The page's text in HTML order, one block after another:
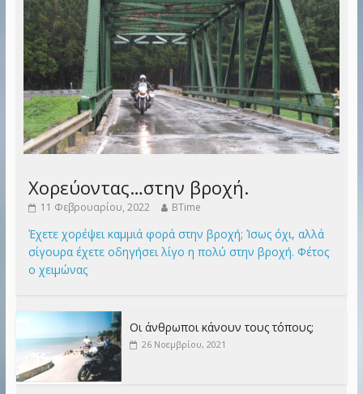
Χορεύοντας…στην βροχή.
11 Φεβρουαρίου, 2022 BTime
Έχετε χορέψει καμμιά φορά στην βροχή; Ίσως όχι, αλλά
σίγουρα έχετε οδηγήσει λίγο η πολύ στην βροχή. Φέτος
ο χειμώνας
Οι άνθρωποι κάνουν τους τόπους;
26 Νοεμβρίου, 2021